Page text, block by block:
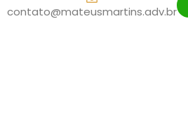
contato@mateusmartins.adv.br